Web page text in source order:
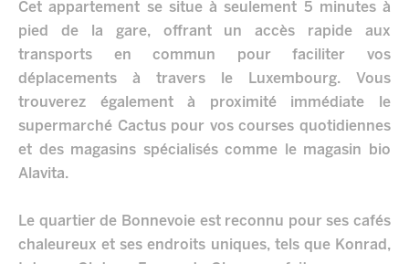
Cet appartement se situe à seulement 5 minutes à
pied de la gare, offrant un accès rapide aux
transports en commun pour faciliter vos
déplacements à travers le Luxembourg. Vous
trouverez également à proximité immédiate le
supermarché Cactus pour vos courses quotidiennes
et des magasins spécialisés comme le magasin bio
Alavita.
Le quartier de Bonnevoie est reconnu pour ses cafés
chaleureux et ses endroits uniques, tels que Konrad,